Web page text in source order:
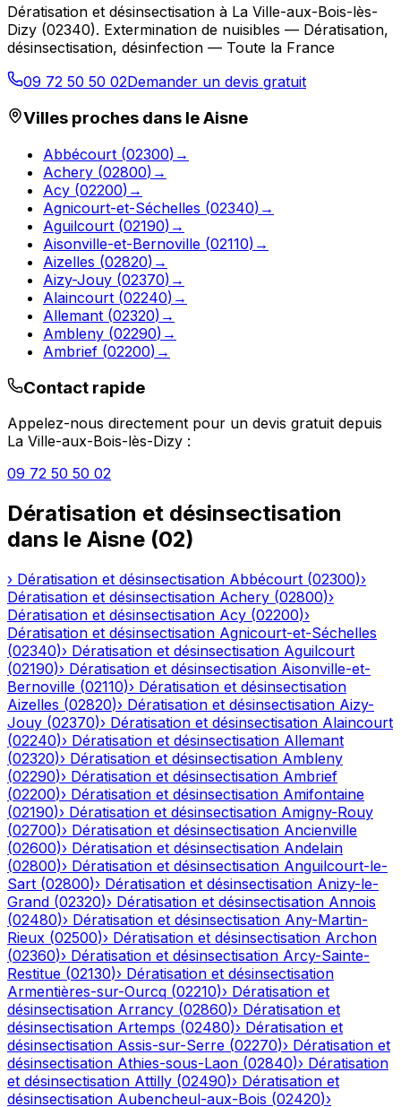
Dératisation et désinsectisation à La Ville-aux-Bois-lès-
Dizy (02340). Extermination de nuisibles — Dératisation,
désinsectisation, désinfection — Toute la France
09 72 50 50 02Demander un devis gratuit
Villes proches dans leAisne
Abbécourt (02300) →
Achery (02800) →
Acy (02200) →
Agnicourt-et-Séchelles (02340) →
Aguilcourt (02190) →
Aisonville-et-Bernoville (02110) →
Aizelles (02820) →
Aizy-Jouy (02370) →
Alaincourt (02240) →
Allemant (02320) →
Ambleny (02290) →
Ambrief (02200) →
Contact rapide
Appelez-nous directement pour un devis gratuit depuis
La Ville-aux-Bois-lès-Dizy :
09 72 50 50 02
Dératisation et désinsectisation
dans le Aisne (02)
› Dératisation et désinsectisation Abbécourt (02300)›
Dératisation et désinsectisation Achery (02800)›
Dératisation et désinsectisation Acy (02200)›
Dératisation et désinsectisation Agnicourt-et-Séchelles
(02340)› Dératisation et désinsectisation Aguilcourt
(02190)› Dératisation et désinsectisation Aisonville-et-
Bernoville (02110)› Dératisation et désinsectisation
Aizelles (02820)› Dératisation et désinsectisation Aizy-
Jouy (02370)› Dératisation et désinsectisation Alaincourt
(02240)› Dératisation et désinsectisation Allemant
(02320)› Dératisation et désinsectisation Ambleny
(02290)› Dératisation et désinsectisation Ambrief
(02200)› Dératisation et désinsectisation Amifontaine
(02190)› Dératisation et désinsectisation Amigny-Rouy
(02700)› Dératisation et désinsectisation Ancienville
(02600)› Dératisation et désinsectisation Andelain
(02800)› Dératisation et désinsectisation Anguilcourt-le-
Sart (02800)› Dératisation et désinsectisation Anizy-le-
Grand (02320)› Dératisation et désinsectisation Annois
(02480)› Dératisation et désinsectisation Any-Martin-
Rieux (02500)› Dératisation et désinsectisation Archon
(02360)› Dératisation et désinsectisation Arcy-Sainte-
Restitue (02130)› Dératisation et désinsectisation
Armentières-sur-Ourcq (02210)› Dératisation et
désinsectisation Arrancy (02860)› Dératisation et
désinsectisation Artemps (02480)› Dératisation et
désinsectisation Assis-sur-Serre (02270)› Dératisation et
désinsectisation Athies-sous-Laon (02840)› Dératisation
et désinsectisation Attilly (02490)› Dératisation et
désinsectisation Aubencheul-aux-Bois (02420)›